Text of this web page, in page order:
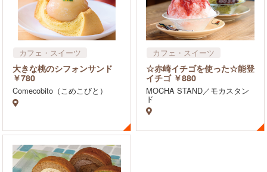
カフェ・スイーツ
大きな桃のシフォンサンド
￥780
Comecobito（こめこびと）
カフェ・スイーツ
☆赤崎イチゴを使った☆能登
イチゴ ￥880
MOCHA STAND／モカスタン
ド